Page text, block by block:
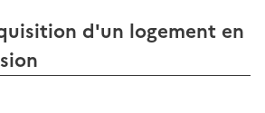
d'un logement en